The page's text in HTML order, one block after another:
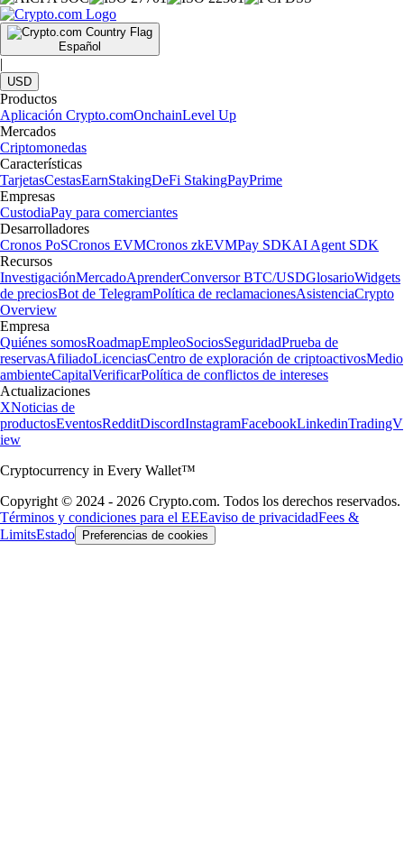
Español
|
USD
Productos
Aplicación Crypto.comOnchainLevel Up
Mercados
Criptomonedas
Características
TarjetasCestasEarnStakingDeFi StakingPayPrime
Empresas
CustodiaPay para comerciantes
Desarrolladores
Cronos PoSCronos EVMCronos zkEVMPay SDKAI Agent SDK
Recursos
InvestigaciónMercadoAprenderConversor BTC/USDGlosarioWidgets
de preciosBot de TelegramPolítica de reclamacionesAsistenciaCrypto
Overview
Empresa
Quiénes somosRoadmapEmpleoSociosSeguridadPrueba de
reservasAfiliadoLicenciasCentro de exploración de criptoactivosMedio
ambienteCapitalVerificarPolítica de conflictos de intereses
Actualizaciones
XNoticias de
productosEventosRedditDiscordInstagramFacebookLinkedinTradingV
iew
Cryptocurrency in Every Wallet™
Copyright © 2024 - 2026 Crypto.com. Todos los derechos reservados.
Términos y condiciones para el EEEaviso de privacidadFees &
LimitsEstado Preferencias de cookies